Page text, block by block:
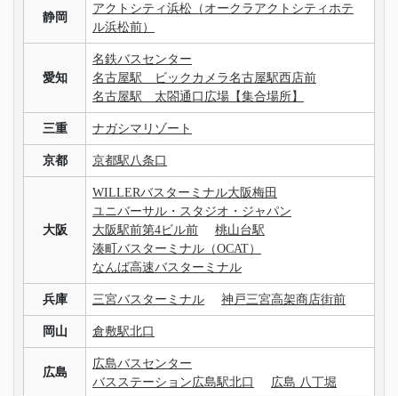
静岡
アクトシティ浜松（オークラアクトシティホテ
ル浜松前）
愛知
名鉄バスセンター
名古屋駅 ビックカメラ名古屋駅西店前
名古屋駅 太閤通口広場【集合場所】
三重 ナガシマリゾート
京都 京都駅八条口
大阪
WILLERバスターミナル大阪梅田
ユニバーサル・スタジオ・ジャパン
大阪駅前第4ビル前
桃山台駅
湊町バスターミナル（OCAT）
なんば高速バスターミナル
兵庫 三宮バスターミナル 神戸三宮高架商店街前
岡山 倉敷駅北口
広島
広島バスセンター
バスステーション広島駅北口
広島 八丁堀